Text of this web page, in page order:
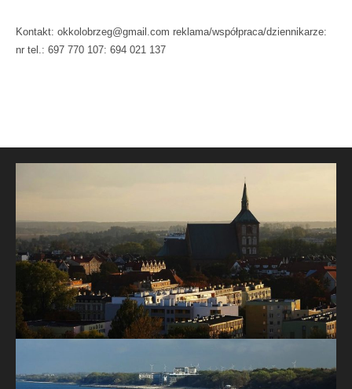
Kontakt: okkolobrzeg@gmail.com reklama/współpraca/dziennikarze:
nr tel.: 697 770 107: 694 021 137